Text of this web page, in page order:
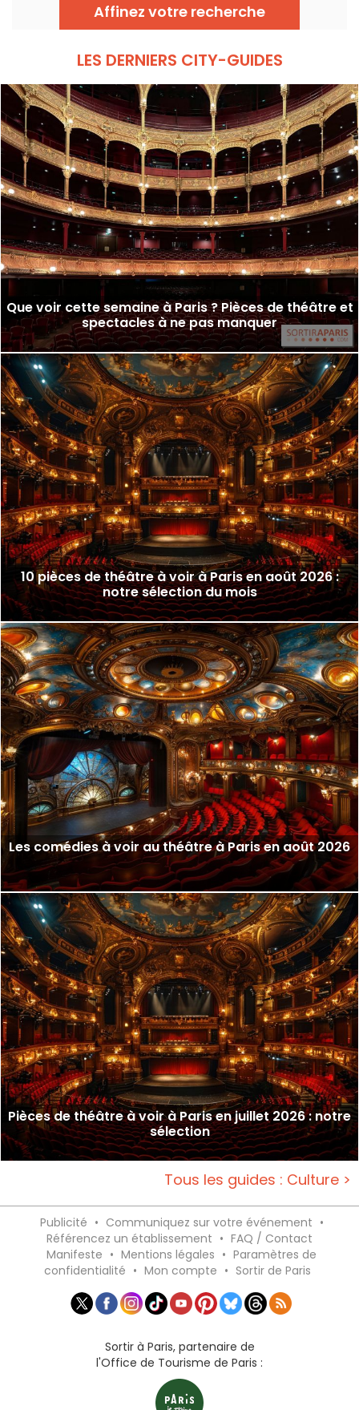
Affinez votre recherche
LES DERNIERS CITY-GUIDES
Que voir cette semaine à Paris ? Pièces de théâtre et
spectacles à ne pas manquer
10 pièces de théâtre à voir à Paris en août 2026 :
notre sélection du mois
Les comédies à voir au théâtre à Paris en août 2026
Pièces de théâtre à voir à Paris en juillet 2026 : notre
sélection
Tous les guides : Culture >
Publicité • Communiquez sur votre événement •
Référencez un établissement • FAQ / Contact
Manifeste • Mentions légales • Paramètres de
confidentialité • Mon compte • Sortir de Paris
Sortir à Paris, partenaire de
l'Office de Tourisme de Paris :